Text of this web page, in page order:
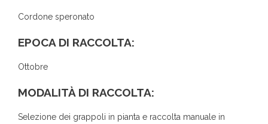
Cordone speronato
EPOCA DI RACCOLTA:
Ottobre
MODALITÀ DI RACCOLTA:
Selezione dei grappoli in pianta e raccolta manuale in